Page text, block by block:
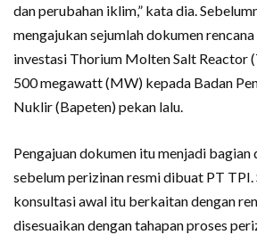
dan perubahan iklim,” kata dia.
mengajukan sejumlah dokumen
investasi Thorium Molten Salt Reactor
500 megawatt (MW) kepada Badan
Nuklir (Bapeten) pekan lalu.
Pengajuan dokumen itu menjadi
sebelum perizinan resmi dibuat PT TPI.
konsultasi awal itu berkaitan dengan
disesuaikan dengan tahapan proses